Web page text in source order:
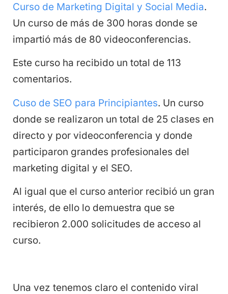
Curso de Marketing Digital y Social Media.
Un curso de más de 300 horas donde se
impartió más de 80 videoconferencias.
Este curso ha recibido un total de 113
comentarios.
Cuso de SEO para Principiantes. Un curso
donde se realizaron un total de 25 clases en
directo y por videoconferencia y donde
participaron grandes profesionales del
marketing digital y el SEO.
Al igual que el curso anterior recibió un gran
interés, de ello lo demuestra que se
recibieron 2.000 solicitudes de acceso al
curso.
Una vez tenemos claro el contenido viral